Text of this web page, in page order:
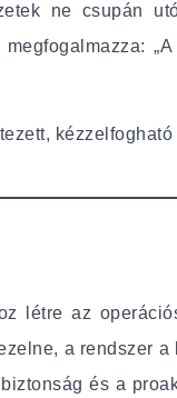
ne csupán
létre az
a rendszer
és a